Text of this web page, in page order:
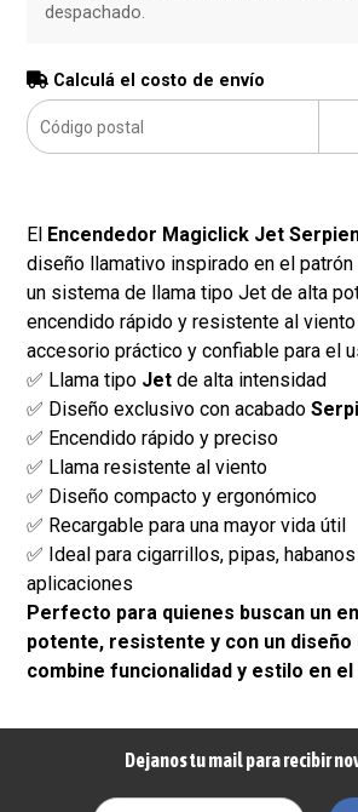
despachado.
Calculá el costo de envío
El Encendedor Magiclick Jet
diseño llamativo inspirado en el
un sistema de llama tipo Jet de alta
encendido rápido y resistente al
accesorio práctico y confiable para el
✅ Llama tipo Jet de alta intensidad
✅ Diseño exclusivo con acabado
✅ Encendido rápido y preciso
✅ Llama resistente al viento
✅ Diseño compacto y ergonómico
✅ Recargable para una mayor vida útil
✅ Ideal para cigarrillos, pipas,
aplicaciones
Perfecto para quienes buscan un
potente, resistente y con un diseño
combine funcionalidad y estilo en
Dejanos tu mail para recibir